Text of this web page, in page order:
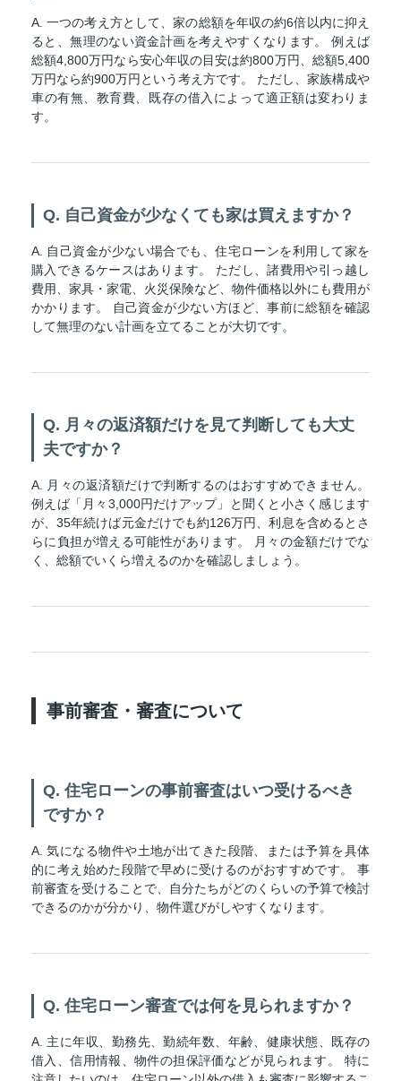
A. 一つの考え方として、家の総額を年収の約6倍以内に抑え
ると、無理のない資金計画を考えやすくなります。 例えば
総額4,800万円なら安心年収の目安は約800万円、総額5,400
万円なら約900万円という考え方です。 ただし、家族構成や
車の有無、教育費、既存の借入によって適正額は変わりま
す。
Q. 自己資金が少なくても家は買えますか？
A. 自己資金が少ない場合でも、住宅ローンを利用して家を
購入できるケースはあります。 ただし、諸費用や引っ越し
費用、家具・家電、火災保険など、物件価格以外にも費用が
かかります。 自己資金が少ない方ほど、事前に総額を確認
して無理のない計画を立てることが大切です。
Q. 月々の返済額だけを見て判断しても大丈
夫ですか？
A. 月々の返済額だけで判断するのはおすすめできません。
例えば「月々3,000円だけアップ」と聞くと小さく感じます
が、35年続けば元金だけでも約126万円、利息を含めるとさ
らに負担が増える可能性があります。 月々の金額だけでな
く、総額でいくら増えるのかを確認しましょう。
事前審査・審査について
Q. 住宅ローンの事前審査はいつ受けるべき
ですか？
A. 気になる物件や土地が出てきた段階、または予算を具体
的に考え始めた段階で早めに受けるのがおすすめです。 事
前審査を受けることで、自分たちがどのくらいの予算で検討
できるのかが分かり、物件選びがしやすくなります。
Q. 住宅ローン審査では何を見られますか？
A. 主に年収、勤務先、勤続年数、年齢、健康状態、既存の
借入、信用情報、物件の担保評価などが見られます。 特に